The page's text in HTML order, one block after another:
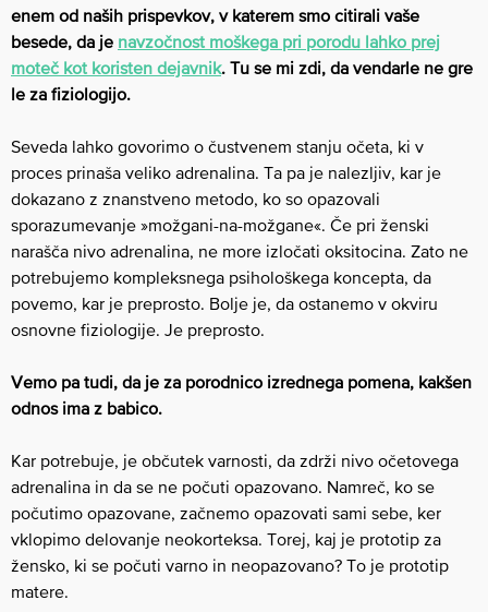
enem od naših prispevkov, v katerem smo citirali vaše
besede, da je navzočnost moškega pri porodu lahko prej
moteč kot koristen dejavnik. Tu se mi zdi, da vendarle ne gre
le za fiziologijo.
Seveda lahko govorimo o čustvenem stanju očeta, ki v
proces prinaša veliko adrenalina. Ta pa je nalezljiv, kar je
dokazano z znanstveno metodo, ko so opazovali
sporazumevanje »možgani-na-možgane«. Če pri ženski
narašča nivo adrenalina, ne more izločati oksitocina. Zato ne
potrebujemo kompleksnega psihološkega koncepta, da
povemo, kar je preprosto. Bolje je, da ostanemo v okviru
osnovne fiziologije. Je preprosto.
Vemo pa tudi, da je za porodnico izrednega pomena, kakšen
odnos ima z babico.
Kar potrebuje, je občutek varnosti, da zdrži nivo očetovega
adrenalina in da se ne počuti opazovano. Namreč, ko se
počutimo opazovane, začnemo opazovati sami sebe, ker
vklopimo delovanje neokorteksa. Torej, kaj je prototip za
žensko, ki se počuti varno in neopazovano? To je prototip
matere.